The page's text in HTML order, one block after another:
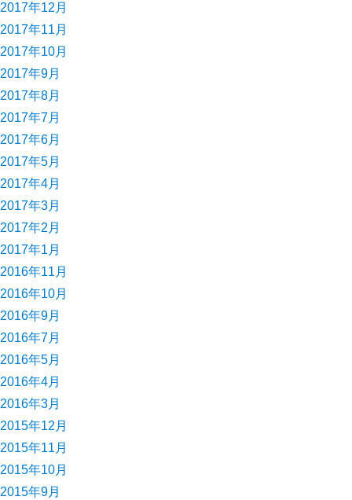
2017年12月
2017年11月
2017年10月
2017年9月
2017年8月
2017年7月
2017年6月
2017年5月
2017年4月
2017年3月
2017年2月
2017年1月
2016年11月
2016年10月
2016年9月
2016年7月
2016年5月
2016年4月
2016年3月
2015年12月
2015年11月
2015年10月
2015年9月